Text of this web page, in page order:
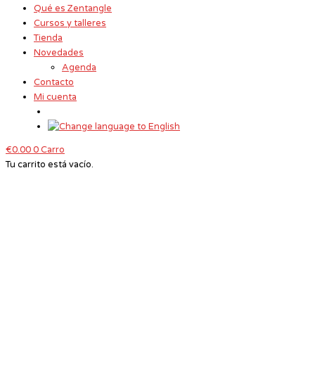
Qué es Zentangle
Cursos y talleres
Tienda
Novedades
Agenda
Contacto
Mi cuenta
€0.000Carro
Tu carrito está vacío.